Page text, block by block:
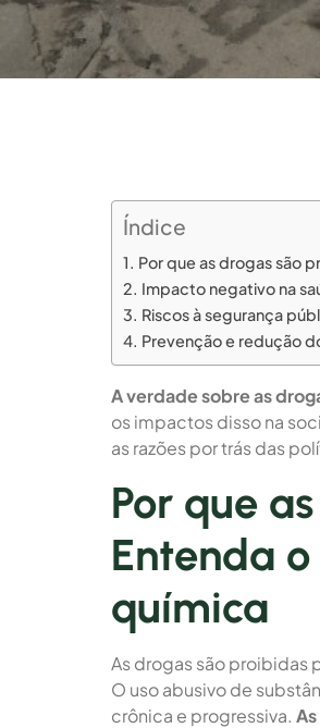
Índice
Por que as drogas são
Impacto negativo na
Riscos à segurança
Prevenção e redução
A verdade sobre as
os impactos disso na
as razões por trás das
Por que
Entenda
química
As drogas são proibidas
O uso abusivo de
crônica e progressiva.